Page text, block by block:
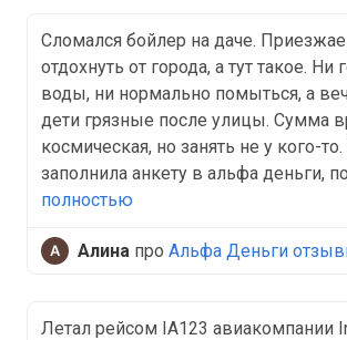
Сломался бойлер на даче.
отдохнуть от города, а тут такое. Ни
воды, ни нормально помыться, а
дети грязные после улицы. Сумма
космическая, но занять не у кого-
заполнила анкету в альфа деньги,
полностью
Алина про Альфа Деньги
Летал рейсом IA123 авиакомпании